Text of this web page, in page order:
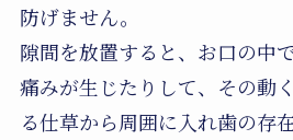
防げません。
隙間を放置すると、お口の中
痛みが生じたりして、その動
る仕草から周囲に入れ歯の存